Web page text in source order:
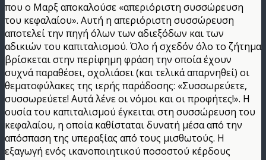
που ο Μαρξ αποκαλούσε «απεριόριστη συσσώρευση
του κεφαλαίου». Αυτή η απεριόριστη συσσώρευση
αποτελεί την πηγή όλων των αδιεξόδων και των
αδικιών του καπιταλισμού. Όλο ή σχεδόν όλο το ζήτημα
βρίσκεται στην περίφημη φράση την οποία έχουν
συχνά παραθέσει, σχολιάσει (και τελικά απαρνηθεί) οι
θεματοφύλακες της ιερής παράδοσης: «Συσσωρεύετε,
συσσωρεύετε! Αυτά λένε οι νόμοι και οι προφήτες!». Η
ουσία του καπιταλισμού έγκειται στη συσσώρευση του
κεφαλαίου, η οποία καθίσταται δυνατή μέσα από την
απόσπαση της υπεραξίας από τους μισθωτούς. Η
εξαγωγή ενός ικανοποιητικού ποσοστού κέρδους